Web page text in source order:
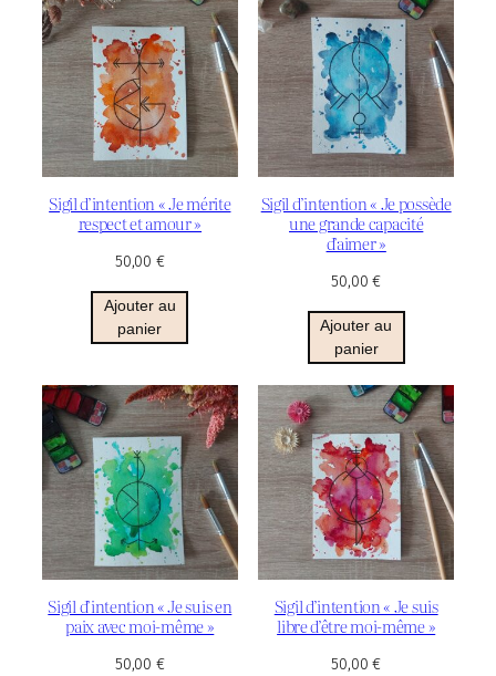
Sigil d’intention « Je mérite
respect et amour »
50,00 €
Ajouter au
panier
Sigil d’intention « Je possède
une grande capacité
d’aimer »
50,00€
Ajouter au
panier
Sigil d’intention « Je suis en
paix avec moi-même »
50,00 €
Sigil d’intention « Je suis
libre d’être moi-même »
50,00€